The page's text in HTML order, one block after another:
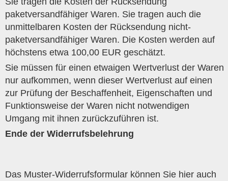
paketversandfähiger Waren. Sie tragen auch die
unmittelbaren Kosten der Rücksendung nicht-
paketversandfähiger Waren. Die Kosten werden auf
höchstens etwa 100,00 EUR geschätzt.
Sie müssen für einen etwaigen Wertverlust der Waren
nur aufkommen, wenn dieser Wertverlust auf einen
zur Prüfung der Beschaffenheit, Eigenschaften und
Funktionsweise der Waren nicht notwendigen
Umgang mit ihnen zurückzuführen ist.
Ende der Widerrufsbelehrung
Das Muster-Widerrufsformular können Sie hier auch